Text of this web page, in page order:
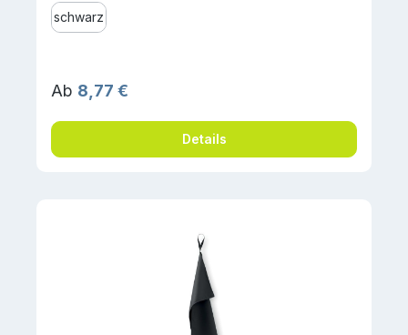
schwarz
Regulärer Preis:
Ab 8,77 €
Details